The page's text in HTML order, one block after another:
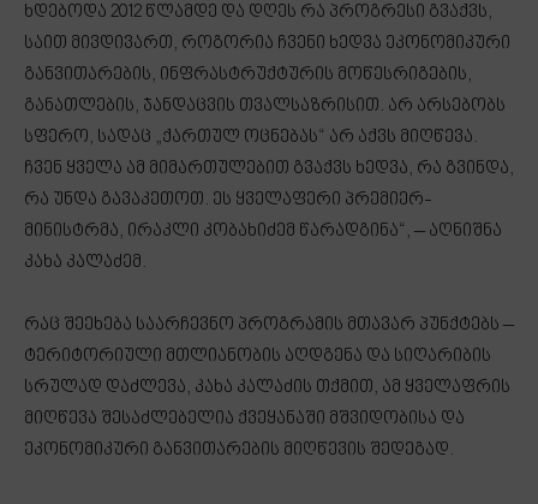
ხდებოდა 2012 წლამდე და დღეს რა პროგრესი გვაქვს,
საით მივდივართ, როგორია ჩვენი ხედვა ეკონომიკური
განვითარების, ინფრასტრუქტურის მოწესრიგების,
განათლების, ჯანდაცვის თვალსაზრისით. არ არსებობს
სფერო, სადაც „ქართულ ოცნებას“ არ აქვს მიღწევა.
ჩვენ ყველა ამ მიმართულებით გვაქვს ხედვა, რა გვინდა,
რა უნდა გავაკეთოთ. ეს ყველაფერი პრემიერ-
მინისტრმა, ირაკლი კობახიძემ წარადგინა“, – აღნიშნა
კახა კალაძემ.
რაც შეეხება საარჩევნო პროგრამის მთავარ პუნქტებს –
ტერიტორიული მთლიანობის აღდგენა და სიღარიბის
სრულად დაძლევა, კახა კალაძის თქმით, ამ ყველაფრის
მიღწევა შესაძლებელია ქვეყანაში მშვიდობისა და
ეკონომიკური განვითარების მიღწევის შედეგად.